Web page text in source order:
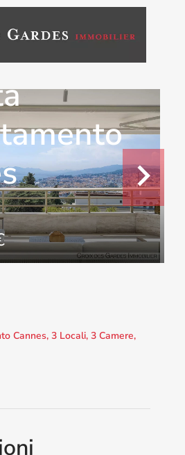
Cannes, 3 Locali, 3 Camere,